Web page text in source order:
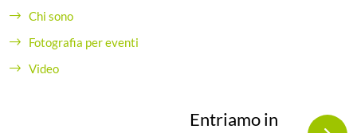
Chi sono
Fotografia per eventi
Video
Entriamo in